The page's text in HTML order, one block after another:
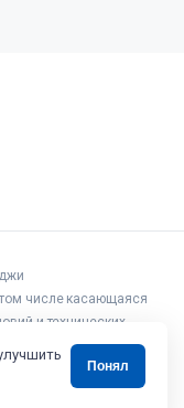
числе касающаяся
и технических
стоимости товаров и
каких условиях не
статьи 437
Понял